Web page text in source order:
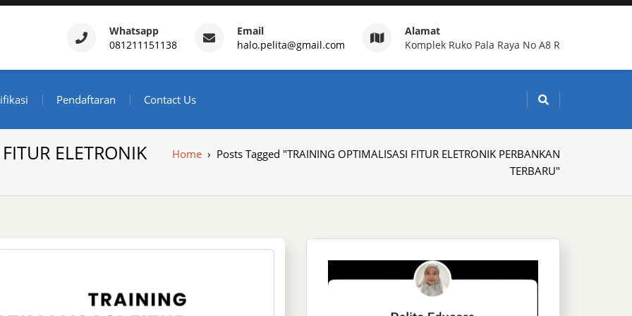
– Daftar Training Indonesia
Whatsapp
081211151138
Email
halo.pelita@gmail.com
Alamat
Komplek Ruko Pala Raya No A8 R
Pendaftaran Contact Us
ELETRONIK Home › Posts Tagged "TRAINING OPTIMALISASI FITUR ELETRONIK PERBANKAN
TERBARU"